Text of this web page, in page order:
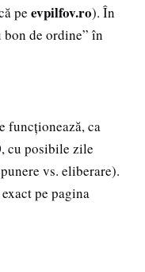
pe evpilfov.ro). În
de ordine” în
funcționează, ca
, cu posibile zile
vs. eliberare).
pe pagina